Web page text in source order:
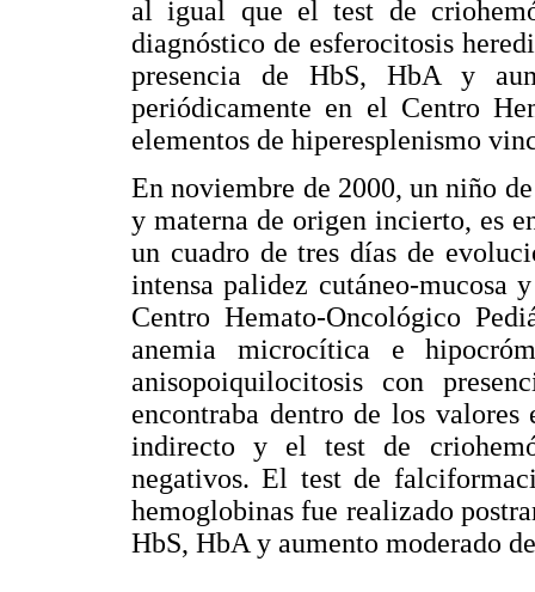
al igual que el test de
diagnóstico de esferocitosis
presencia de HbS, HbA y
periódicamente en el Centro
elementos de hiperesplenismo
En noviembre de 2000, un niño
y materna de origen incierto, es
un cuadro de tres días de
intensa palidez cutáneo-mucosa
Centro Hemato-Oncológico
anemia microcítica e
anisopoiquilocitosis con
encontraba dentro de los valores
indirecto y el test de
negativos. El test de
hemoglobinas fue realizado
HbS, HbA y aumento moderado